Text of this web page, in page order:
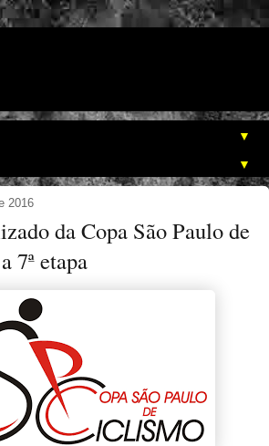
▼
▼
2016
da Copa São Paulo de
7ª etapa